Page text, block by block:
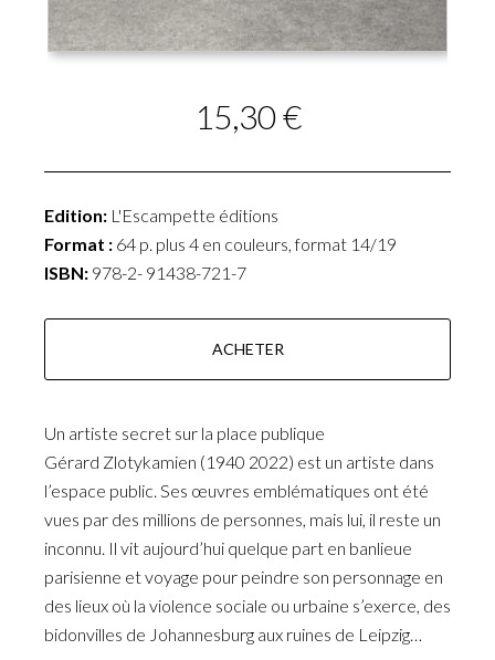
15,30 €
Edition: L'Escampette éditions
Format : 64 p. plus 4 en couleurs, format 14/19
ISBN: 978-2- 91438-721-7
ACHETER
Un artiste secret sur la place publique
Gérard Zlotykamien (1940 2022) est un artiste dans
l’espace public. Ses œuvres emblématiques ont été
vues par des millions de personnes, mais lui, il reste un
inconnu. Il vit aujourd’hui quelque part en banlieue
parisienne et voyage pour peindre son personnage en
des lieux où la violence sociale ou urbaine s’exerce, des
bidonvilles de Johannesburg aux ruines de Leipzig…